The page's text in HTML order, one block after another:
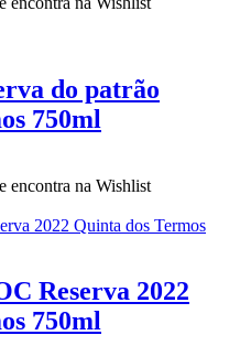
- Região Vinhos Verdes
- Douro
do patrão
750ml
encontra na Wishlist
Reserva 2022
750ml